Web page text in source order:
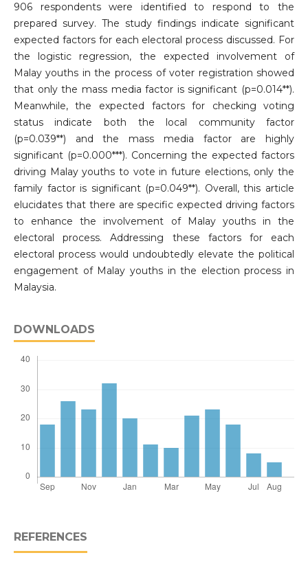
906 respondents were identified to respond to the
prepared survey. The study findings indicate significant
expected factors for each electoral process discussed. For
the logistic regression, the expected involvement of
Malay youths in the process of voter registration showed
that only the mass media factor is significant (p=0.014**).
Meanwhile, the expected factors for checking voting
status indicate both the local community factor
(p=0.039**) and the mass media factor are highly
significant (p=0.000***). Concerning the expected factors
driving Malay youths to vote in future elections, only the
family factor is significant (p=0.049**). Overall, this article
elucidates that there are specific expected driving factors
to enhance the involvement of Malay youths in the
electoral process. Addressing these factors for each
electoral process would undoubtedly elevate the political
engagement of Malay youths in the election process in
Malaysia.
DOWNLOADS
REFERENCES